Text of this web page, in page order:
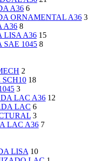
A36 6
ORNAMENTAL A36 3
A36 8
LISA A36 15
SAE 1045 8
2
18
3
LAC A36 12
LAC 6
3
LAC A36 7
LISA 10